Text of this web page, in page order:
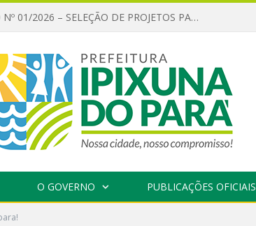
CHAMAMENTO PÚBLICO Nº 01/2026 – SELEÇÃO DE PROJETOS PARA FIRMAR TERMO DE EXECUÇÃO CULTURAL COM RECURSOS DA POLÍTICA NACIONAL ALDIR BLANC DE FOMENTO À CULTURA – PNAB (LEI Nº 14.399/2022)
O GOVERNO PUBLICAÇÕES OFICIAIS